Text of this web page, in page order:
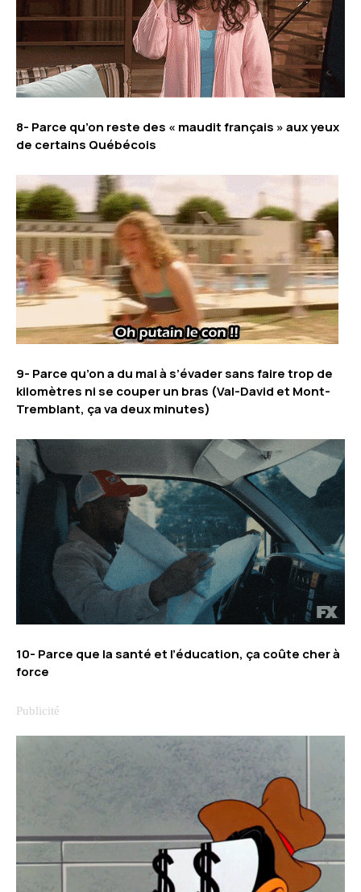
8- Parce qu’on reste des « maudit français » aux yeux
de certains Québécois
9- Parce qu’on a du mal à s’évader sans faire trop de
kilomètres ni se couper un bras (Val-David et Mont-
Tremblant, ça va deux minutes)
10- Parce que la santé et l’éducation, ça coûte cher à
force